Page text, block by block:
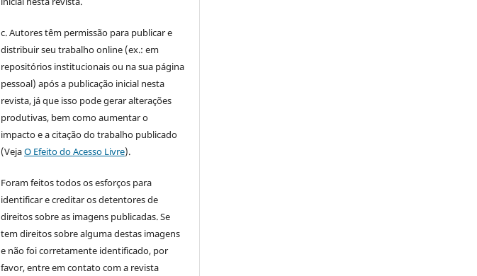
c. Autores têm permissão para publicar e
distribuir seu trabalho online (ex.: em
repositórios institucionais ou na sua página
pessoal) após a publicação inicial nesta
revista, já que isso pode gerar alterações
produtivas, bem como aumentar o
impacto e a citação do trabalho publicado
(VejaO Efeito do Acesso Livre).
Foram feitos todos os esforços para
identificar e creditar os detentores de
direitos sobre as imagens publicadas. Se
tem direitos sobre alguma destas imagens
e não foi corretamente identificado, por
favor, entre em contato com a revista